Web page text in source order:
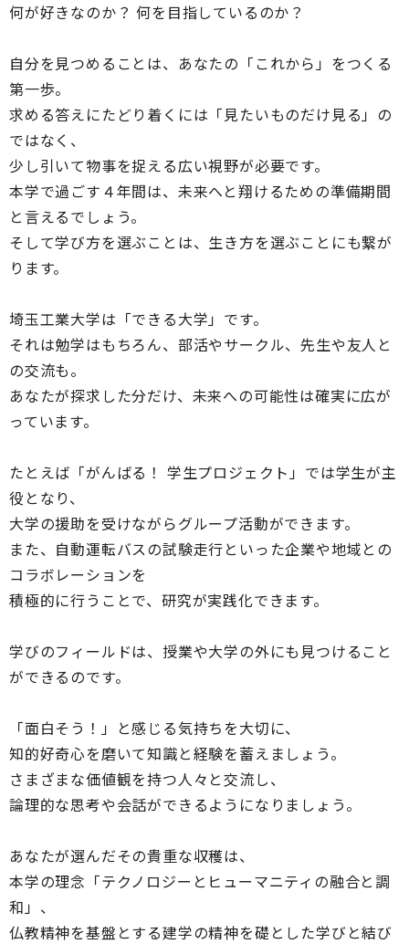
何が好きなのか？ 何を目指しているのか？
自分を見つめることは、あなたの「これから」をつくる
第一歩。
求める答えにたどり着くには「見たいものだけ見る」の
ではなく、
少し引いて物事を捉える広い視野が必要です。
本学で過ごす４年間は、未来へと翔けるための準備期間
と言えるでしょう。
そして学び方を選ぶことは、生き方を選ぶことにも繋が
ります。
埼玉工業大学は「できる大学」です。
それは勉学はもちろん、部活やサークル、先生や友人と
の交流も。
あなたが探求した分だけ、未来への可能性は確実に広が
っています。
たとえば「がんばる！ 学生プロジェクト」では学生が主
役となり、
大学の援助を受けながらグループ活動ができます。
また、自動運転バスの試験走行といった企業や地域との
コラボレーションを
積極的に行うことで、研究が実践化できます。
学びのフィールドは、授業や大学の外にも見つけること
ができるのです。
「面白そう！」と感じる気持ちを大切に、
知的好奇心を磨いて知識と経験を蓄えましょう。
さまざまな価値観を持つ人々と交流し、
論理的な思考や会話ができるようになりましょう。
あなたが選んだその貴重な収穫は、
本学の理念「テクノロジーとヒューマニティの融合と調
和」、
仏教精神を基盤とする建学の精神を礎とした学びと結び